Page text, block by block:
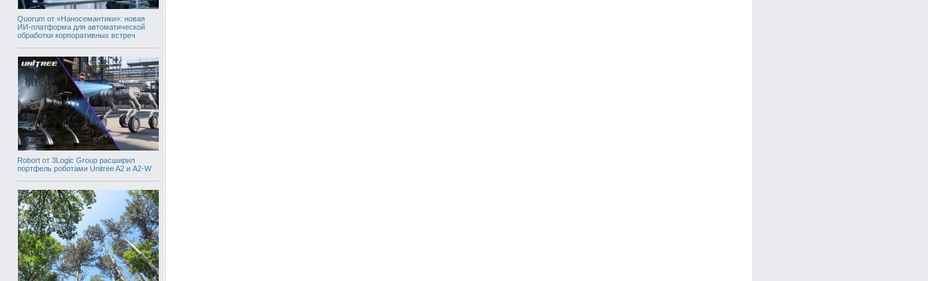
Quorum от «Наносемантики»: новая
ИИ-платформа для автоматической
обработки корпоративных встреч
Robort от 3Logic Group расширил
портфель роботами Unitree A2 и A2-W